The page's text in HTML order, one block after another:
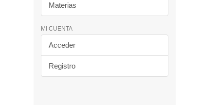
Materias
MI CUENTA
Acceder
Registro